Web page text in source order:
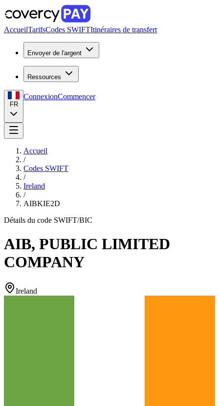
AccueilTarifsCodes SWIFTItinéraires de transfert
Envoyer de l'argent
Ressources
FR
ConnexionCommencer
Accueil
/
Codes SWIFT
/
Ireland
/
AIBKIE2D
Détails du code SWIFT/BIC
AIB, PUBLIC LIMITED
COMPANY
Ireland